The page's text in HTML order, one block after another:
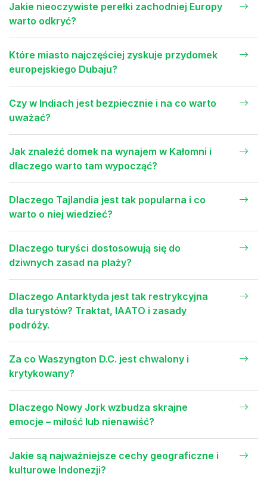
Jakie nieoczywiste perełki zachodniej Europy
warto odkryć?
Które miasto najczęściej zyskuje przydomek
europejskiego Dubaju?
Czy w Indiach jest bezpiecznie i na co warto
uważać?
Jak znaleźć domek na wynajem w Kałomni i
dlaczego warto tam wypocząć?
Dlaczego Tajlandia jest tak popularna i co
warto o niej wiedzieć?
Dlaczego turyści dostosowują się do
dziwnych zasad na plaży?
Dlaczego Antarktyda jest tak restrykcyjna
dla turystów? Traktat, IAATO i zasady
podróży.
Za co Waszyngton D.C. jest chwalony i
krytykowany?
Dlaczego Nowy Jork wzbudza skrajne
emocje – miłość lub nienawiść?
Jakie są najważniejsze cechy geograficzne i
kulturowe Indonezji?